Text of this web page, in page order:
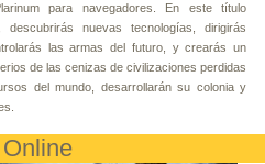
para navegadores. En este título
descubrirás nuevas tecnologías, dirigirás
las armas del futuro, y crearás un
de las cenizas de civilizaciones perdidas
del mundo, desarrollarán su colonia y